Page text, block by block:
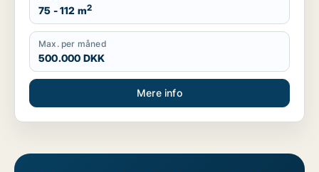
75 - 112 m2
Max. per måned
500.000 DKK
Mere info